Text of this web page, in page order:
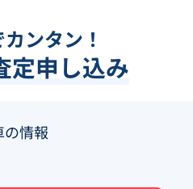
ンタン！
定申し込み
の情報